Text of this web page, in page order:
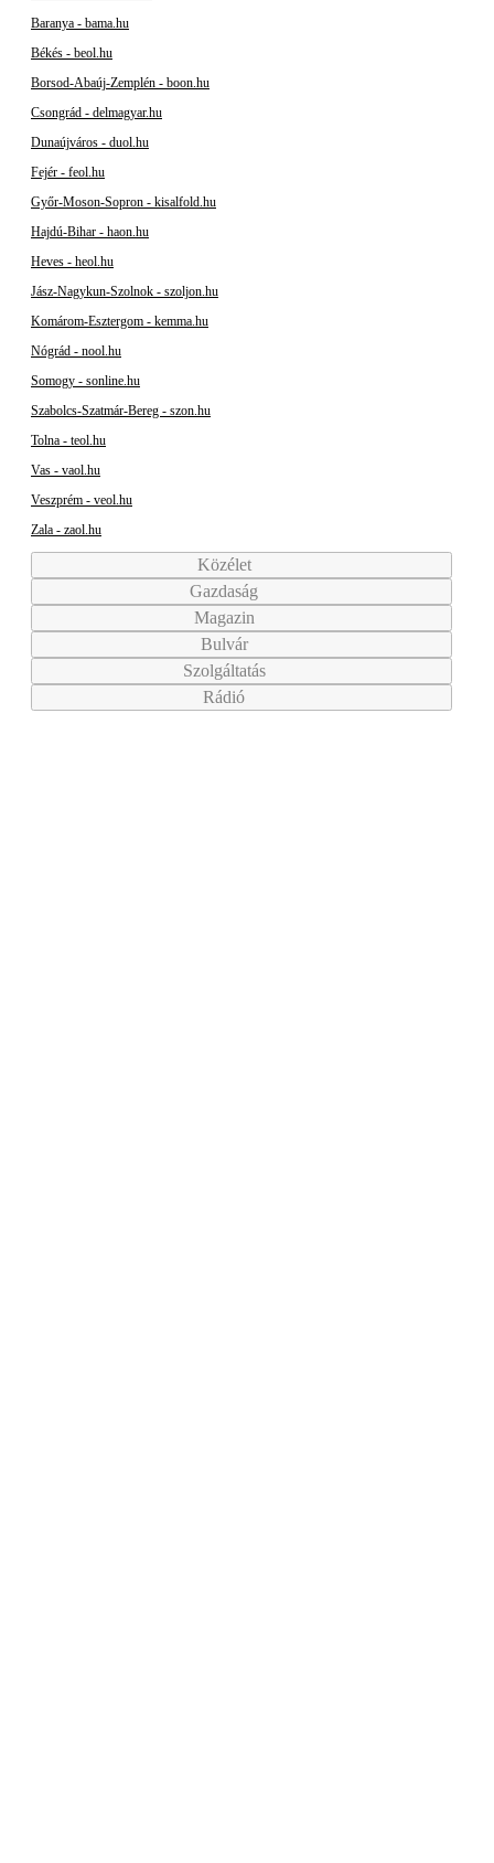
Baranya - bama.hu
Békés - beol.hu
Borsod-Abaúj-Zemplén - boon.hu
Csongrád - delmagyar.hu
Dunaújváros - duol.hu
Fejér - feol.hu
Győr-Moson-Sopron - kisalfold.hu
Hajdú-Bihar - haon.hu
Heves - heol.hu
Jász-Nagykun-Szolnok - szoljon.hu
Komárom-Esztergom - kemma.hu
Nógrád - nool.hu
Somogy - sonline.hu
Szabolcs-Szatmár-Bereg - szon.hu
Tolna - teol.hu
Vas - vaol.hu
Veszprém - veol.hu
Zala - zaol.hu
Közélet
Gazdaság
Magazin
Bulvár
Szolgáltatás
Rádió